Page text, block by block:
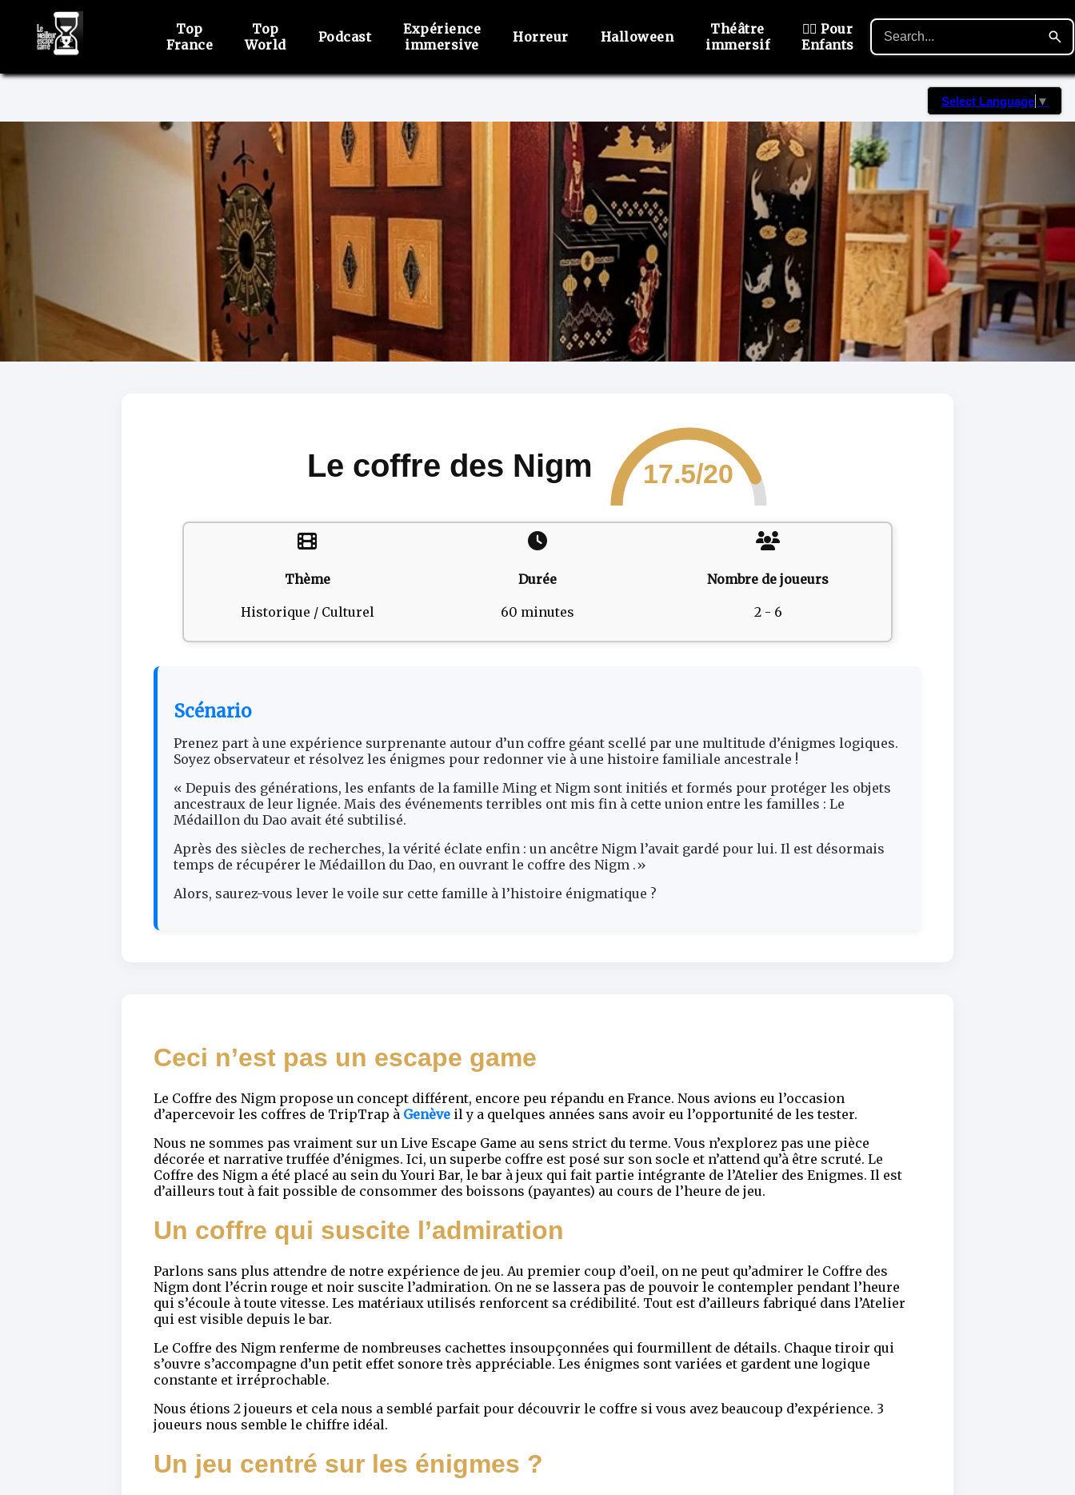
Top
France
Top
World
Podcast
Expérience
immersive
Horreur Halloween
Théâtre
immersif
🙋‍♂️ Pour
Enfants
Select Language ▼
Le coffre des Nigm 17.5/20
Thème
Historique / Culturel
Durée
60 minutes
Nombre de joueurs
2 - 6
Scénario
Prenez part à une expérience surprenante autour d’un coffre géant scellé par une multitude d’énigmes logiques.
Soyez observateur et résolvez les énigmes pour redonner vie à une histoire familiale ancestrale !
« Depuis des générations, les enfants de la famille Ming et Nigm sont initiés et formés pour protéger les objets
ancestraux de leur lignée. Mais des événements terribles ont mis fin à cette union entre les familles : Le
Médaillon du Dao avait été subtilisé.
Après des siècles de recherches, la vérité éclate enfin : un ancêtre Nigm l’avait gardé pour lui. Il est désormais
temps de récupérer le Médaillon du Dao, en ouvrant le coffre des Nigm .»
Alors, saurez-vous lever le voile sur cette famille à l’histoire énigmatique ?
Ceci n’est pas un escape game
Le Coffre des Nigm propose un concept différent, encore peu répandu en France. Nous avions eu l’occasion
d’apercevoir les coffres de TripTrap à Genève il y a quelques années sans avoir eu l’opportunité de les tester.
Nous ne sommes pas vraiment sur un Live Escape Game au sens strict du terme. Vous n’explorez pas une pièce
décorée et narrative truffée d’énigmes. Ici, un superbe coffre est posé sur son socle et n’attend qu’à être scruté. Le
Coffre des Nigm a été placé au sein du Youri Bar, le bar à jeux qui fait partie intégrante de l’Atelier des Enigmes. Il est
d’ailleurs tout à fait possible de consommer des boissons (payantes) au cours de l’heure de jeu.
Un coffre qui suscite l’admiration
Parlons sans plus attendre de notre expérience de jeu. Au premier coup d’oeil, on ne peut qu’admirer le Coffre des
Nigm dont l’écrin rouge et noir suscite l’admiration. On ne se lassera pas de pouvoir le contempler pendant l’heure
qui s’écoule à toute vitesse. Les matériaux utilisés renforcent sa crédibilité. Tout est d’ailleurs fabriqué dans l’Atelier
qui est visible depuis le bar.
Le Coffre des Nigm renferme de nombreuses cachettes insoupçonnées qui fourmillent de détails. Chaque tiroir qui
s’ouvre s’accompagne d’un petit effet sonore très appréciable. Les énigmes sont variées et gardent une logique
constante et irréprochable.
Nous étions 2 joueurs et cela nous a semblé parfait pour découvrir le coffre si vous avez beaucoup d’expérience. 3
joueurs nous semble le chiffre idéal.
Un jeu centré sur les énigmes ?